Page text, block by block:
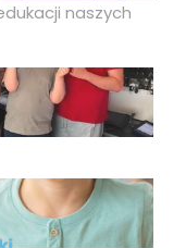
naszych